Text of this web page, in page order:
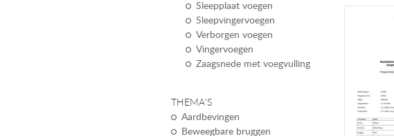
Sleepplaat voegen
Sleepvingervoegen
Verborgen voegen
Vingervoegen
Zaagsnede met voegvulling
THEMA'S
Aardbevingen
Beweegbare bruggen